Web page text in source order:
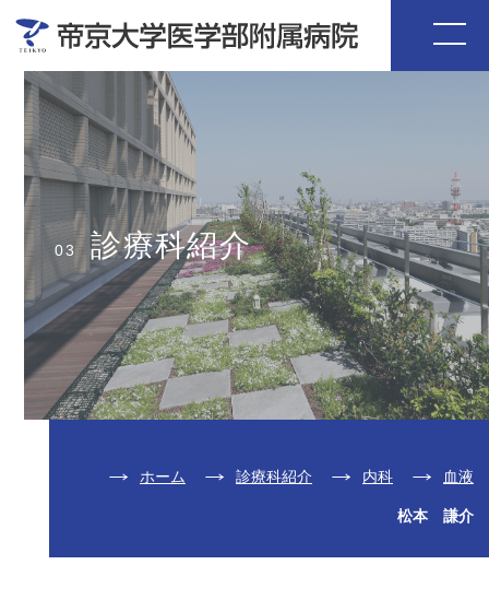
03 診療科紹介
ホーム 診療科紹介 内科 血液
松本 謙介